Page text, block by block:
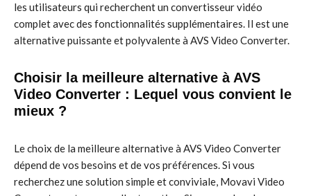
les utilisateurs qui recherchent un convertisseur vidéo
complet avec des fonctionnalités supplémentaires. Il est une
alternative puissante et polyvalente à AVS Video Converter.
Choisir la meilleure alternative à AVS
Video Converter : Lequel vous convient le
mieux ?
Le choix de la meilleure alternative à AVS Video Converter
dépend de vos besoins et de vos préférences. Si vous
recherchez une solution simple et conviviale, Movavi Video